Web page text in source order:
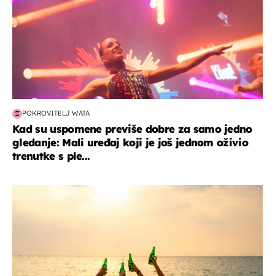
POKROVITELJ WATA
Kad su uspomene previše dobre za samo jedno
gledanje: Mali uređaj koji je još jednom oživio
trenutke s ple...